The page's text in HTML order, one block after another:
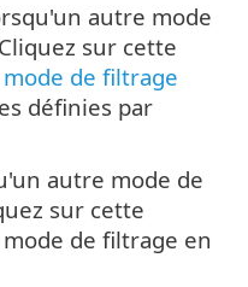
autre mode
sur cette
mode de filtrage
définies par
autre mode de
sur cette
de filtrage en